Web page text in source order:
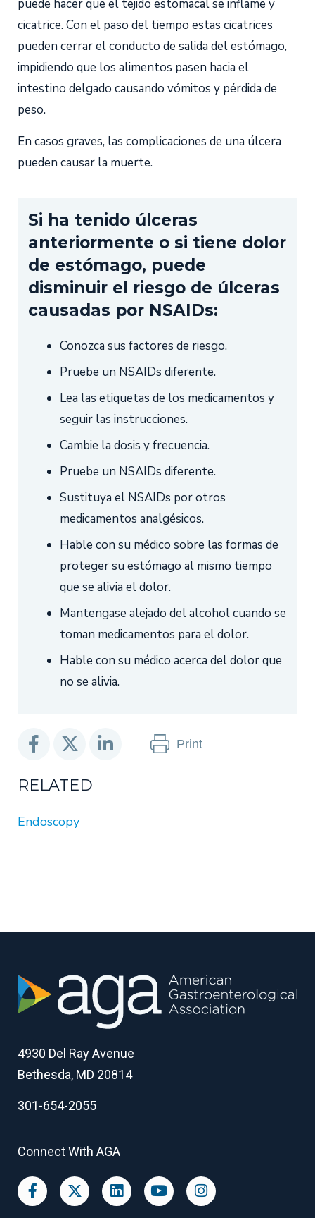
puede hacer que el tejido estomacal se inflame y
cicatrice. Con el paso del tiempo estas cicatrices
pueden cerrar el conducto de salida del estómago,
impidiendo que los alimentos pasen hacia el
intestino delgado causando vómitos y pérdida de
peso.
En casos graves, las complicaciones de una úlcera
pueden causar la muerte.
Si ha tenido úlceras
anteriormente o si tiene dolor
de estómago, puede
disminuir el riesgo de úlceras
causadas por NSAIDs:
Conozca sus factores de riesgo.
Pruebe un NSAIDs diferente.
Lea las etiquetas de los medicamentos y
seguir las instrucciones.
Cambie la dosis y frecuencia.
Pruebe un NSAIDs diferente.
Sustituya el NSAIDs por otros
medicamentos analgésicos.
Hable con su médico sobre las formas de
proteger su estómago al mismo tiempo
que se alivia el dolor.
Mantengase alejado del alcohol cuando se
toman medicamentos para el dolor.
Hable con su médico acerca del dolor que
no se alivia.
Print
RELATED
Endoscopy
4930 Del Ray Avenue
Bethesda, MD 20814
301-654-2055
Connect With AGA